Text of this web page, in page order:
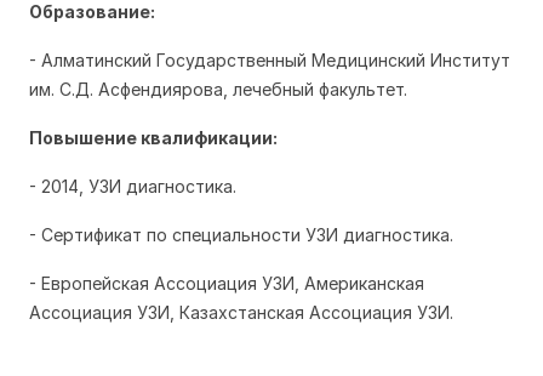
Образование:
- Алматинский Государственный Медицинский Институт
им. С.Д. Асфендиярова, лечебный факультет.
Повышение квалификации:
- 2014, УЗИ диагностика.
- Сертификат по специальности УЗИ диагностика.
- Европейская Ассоциация УЗИ, Американская
Ассоциация УЗИ, Казахстанская Ассоциация УЗИ.